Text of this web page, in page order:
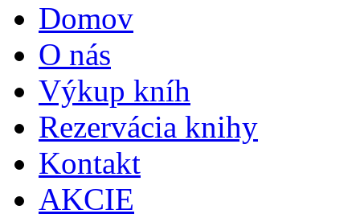
Domov
O nás
Výkup kníh
Rezervácia knihy
Kontakt
AKCIE